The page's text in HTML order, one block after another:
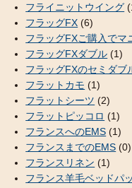
フライニットウイング
フラッグFX (6)
フラッグFXご購入でマ
フラッグFXダブル (1)
フラッグFXのセミダブ
フラットカモ (1)
フラットシーツ (2)
フラットピッコロ (1)
フランスへのEMS (1)
フランスまでのEMS (0)
フランスリネン (1)
フランス羊毛ベッドパ